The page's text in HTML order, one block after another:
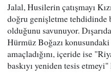
Jalal, Husilerin çatışmayı
doğru genişletme tehdidinde
olduğunu savunuyor.
Hürmüz Boğazı
amaçladığını, içeride ise
baskıyı yeniden tesis